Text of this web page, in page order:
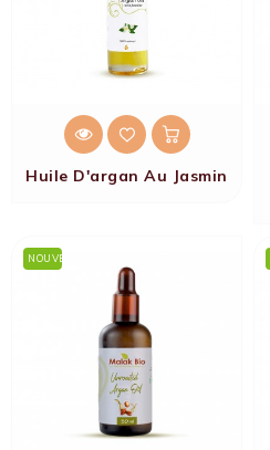
Huile D'argan Au Jasmin
NOUVEAU